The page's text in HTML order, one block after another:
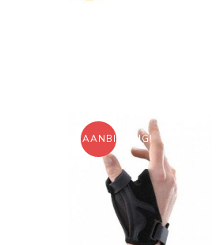
AANBIEDING!